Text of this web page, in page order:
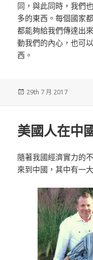
同，與此同時，我們
多的東西。每個國家
都能夠給我們傳達出
動我們的內心，也可
西。
發
29th 7 月 2017
美國人在中
隨著我國經濟實力的
來到中國，其中有一